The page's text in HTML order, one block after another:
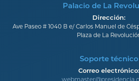
Palacio de La
Dirección:
Ave Paseo # 1040 B e/ Carlos Manuel de
Plaza de La
Soporte técnico
Correo electrónico: